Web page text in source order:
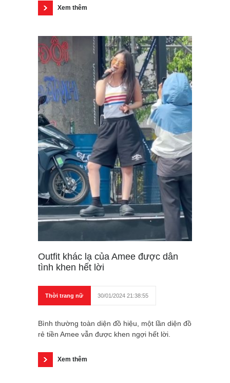
Xem thêm
Outfit khác lạ của Amee được dân
tình khen hết lời
Thời trang nữ 30/01/2024 21:38:55
Bình thường toàn diện đồ hiệu, một lần diện đồ
rẻ tiền Amee vẫn được khen ngợi hết lời.
Xem thêm